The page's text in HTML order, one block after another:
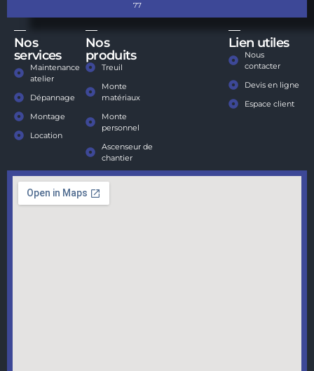
77
Nos
services
Maintenance
atelier
Dépannage
Montage
Location
Nos
produits
Treuil
Monte
matériaux
Monte
personnel
Ascenseur de
chantier
Lien utiles
Nous
contacter
Devis en ligne
Espace client